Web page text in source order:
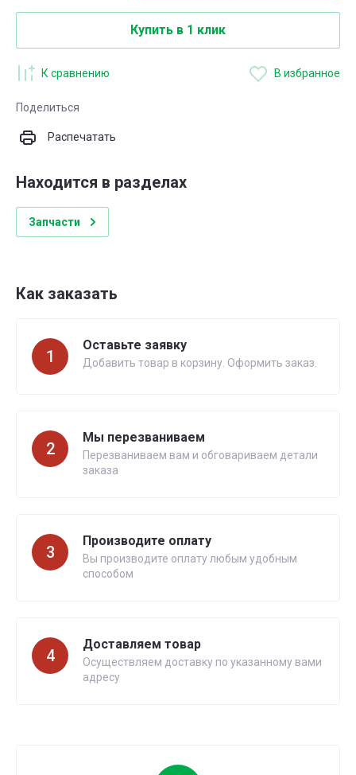
Купить в 1 клик
К сравнению В избранное
Поделиться
Распечатать
Находится в разделах
Запчасти
Как заказать
1
Оставьте заявку
Добавить товар в корзину. Оформить заказ.
2
Мы перезваниваем
Перезваниваем вам и обговариваем детали
заказа
3
Производите оплату
Вы производите оплату любым удобным
способом
4
Доставляем товар
Осуществляем доставку по указанному вами
адресу